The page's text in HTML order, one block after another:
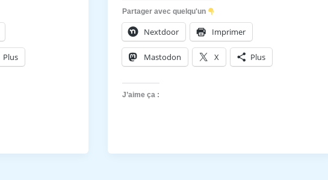
Plus
Partager avec quelqu'un
Nextdoor Imprimer
Mastodon X Plus
J’aime ça :